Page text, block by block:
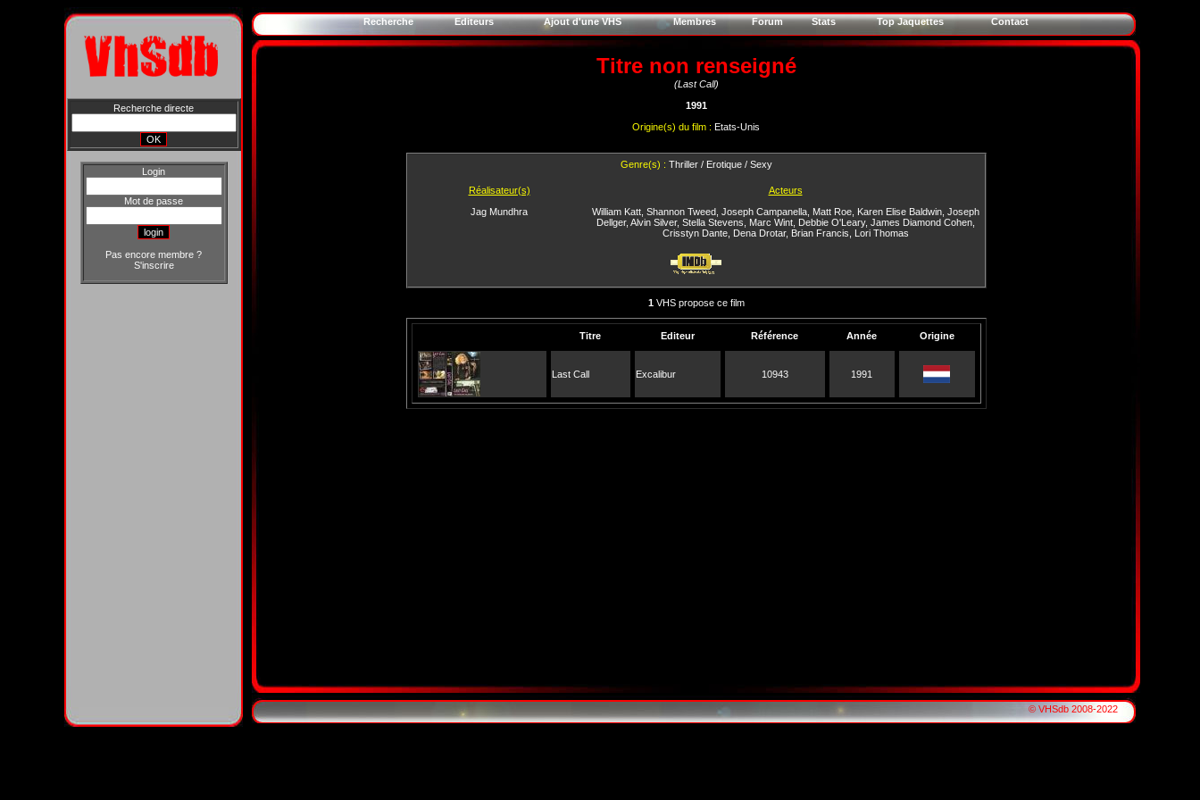
Recherche directe
Login
Mot de passe
Pas encore membre ?
S'inscrire
Recherche Editeurs Ajout d'une VHS Membres Forum Stats Top Jaquettes Contact
Titre non renseigné
(Last Call)
1991
Origine(s) du film : Etats-Unis
Genre(s) : Thriller / Erotique / Sexy
Réalisateur(s)
Jag Mundhra
Acteurs
William Katt, Shannon Tweed, Joseph Campanella, Matt Roe, Karen Elise Baldwin, Joseph
Dellger, Alvin Silver, Stella Stevens Marc Wint, Debbie O'Leary, James Diamond Cohen,
Crisstyn Dante, Dena Drotar, Brian Francis Lori Thomas
1VHS propose ce film
Titre Editeur Référence Année Origine
Last Call Excalibur 10943 1991
© VHSdb 2008-2022